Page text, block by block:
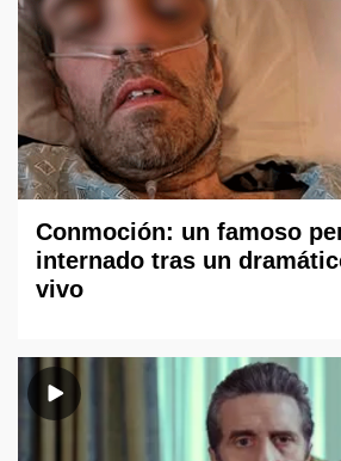
Conmoción: un famoso
internado tras un
vivo